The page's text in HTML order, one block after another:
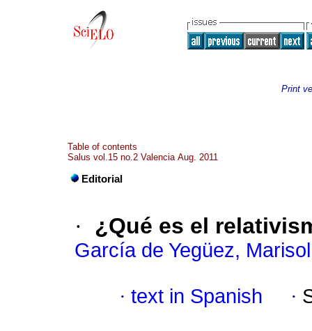
Print
Table of contents
Salus vol.15 no.2 Valencia Aug. 2011
Editorial
· ¿Qué es el
García de Yegüez, Marisol
· text in Spanish ·